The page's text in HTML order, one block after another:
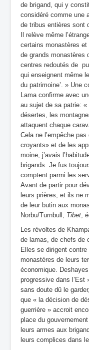
de brigand, qui y
considéré comme une
de tribus entières sont
Il relève même
certains monastères
de grands monastères
centres redoutés de
qui enseignent même
du patrimoine’. » Une
Lama confirme avec
au sujet de sa patrie:
désertes, les
attaquent chaque
Cela ne l’empêche
croyants» et de les
moine, j’avais
brigands. Je fus
comptent parmi les
Avant de partir pour
leurs prières, et ils ne
de leur butin aux
Norbu/Turnbull, Tibet,
Les révoltes de
de lamas, de chefs de
Elles se dirigent
monastères de leurs
économique.
progressive dans
sans doute dû le
que « la décision de
guerrière » accroit
place du
leurs armes aux
leurs complices dans